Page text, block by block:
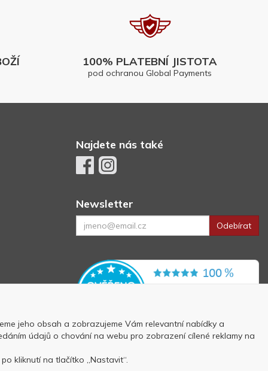
100% PLATEBNÍ JISTOTA
pod ochranou Global Payments
Najdete nás také
Newsletter
Odebírat
jeho obsah a zobrazujeme Vám relevantní nabídky a
údajů o chování na webu pro zobrazení cílené reklamy na
kliknutí na tlačítko „Nastavit“.